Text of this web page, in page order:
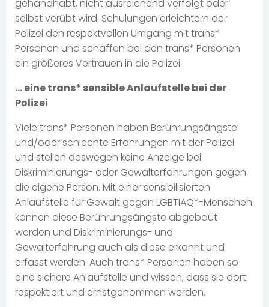
gehandhabt, nicht ausreichend verfolgt oder
selbst verübt wird. Schulungen erleichtern der
Polizei den respektvollen Umgang mit trans*
Personen und schaffen bei den trans* Personen
ein größeres Vertrauen in die Polizei.
… eine trans* sensible Anlaufstelle bei der
Polizei
Viele trans* Personen haben Berührungsängste
und/oder schlechte Erfahrungen mit der Polizei
und stellen deswegen keine Anzeige bei
Diskriminierungs- oder Gewalterfahrungen gegen
die eigene Person. Mit einer sensibilisierten
Anlaufstelle für Gewalt gegen LGBTIAQ*-Menschen
können diese Berührungsängste abgebaut
werden und Diskriminierungs- und
Gewalterfahrung auch als diese erkannt und
erfasst werden. Auch trans* Personen haben so
eine sichere Anlaufstelle und wissen, dass sie dort
respektiert und ernstgenommen werden.